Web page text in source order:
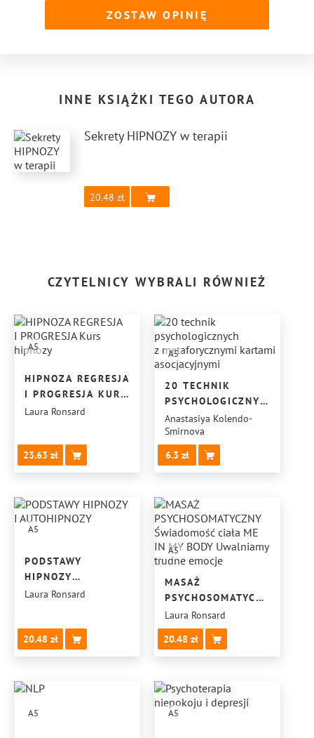
ZOSTAW OPINIĘ
INNE KSIĄŻKI TEGO AUTORA
Sekrety HIPNOZY w terapii
20.48
CZYTELNICY WYBRALI RÓWNIEŻ
A5
HIPNOZA REGRESJA
I PROGRESJA KURS
HIPNOZY
Laura Ronsard
23.63
A5
20 TECHNIK
PSYCHOLOGICZNYCH
Z METAFORYCZNYMI
KARTAMI
ASOCJACYJNYMI
Anastasiya Kolendo-
Smirnova
6.3
A5
PODSTAWY
HIPNOZY
I AUTOHIPNOZY
Laura Ronsard
20.48
A5
MASAŻ
PSYCHOSOMATYCZNY
ŚWIADOMOŚĆ
CIAŁA ME
IN MY BODY
UWALNIAMY
Laura Ronsard
20.48
A5 A5